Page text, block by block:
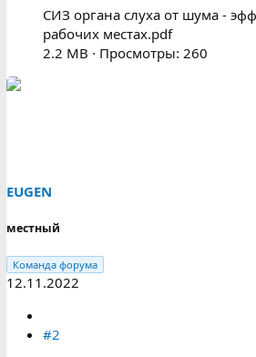
СИЗ органа слуха от шума -
рабочих местах.pdf
2.2 MB · Просмотры: 260
EUGEN
местный
Команда форума
12.11.2022
#2